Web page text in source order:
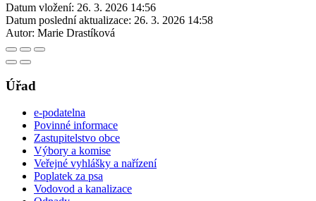
Datum vložení: 26. 3. 2026 14:56
Datum poslední aktualizace: 26. 3. 2026 14:58
Autor: Marie Drastíková
Úřad
e-podatelna
Povinné informace
Zastupitelstvo obce
Výbory a komise
Veřejné vyhlášky a nařízení
Poplatek za psa
Vodovod a kanalizace